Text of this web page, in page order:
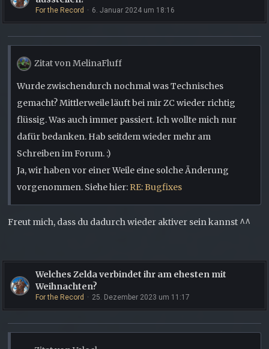
For the Record 6. Januar 2024 um 18:16
Zitat von MelinaFluff
Wurde zwischendurch nochmal was Technisches
gemacht? Mittlerweile läuft bei mir ZC wieder richtig
flüssig. Was auch immer passiert. Ich wollte mich nur
dafür bedanken. Hab seitdem wieder mehr am
Schreiben im Forum. :)
Ja, wir haben vor einer Weile eine solche Änderung
vorgenommen. Siehe hier: RE: Bugfixes
Freut mich, dass du dadurch wieder aktiver sein kannst ^^
Welches Zelda verbindet ihr am ehesten mit
Weihnachten?
For the Record 25. Dezember 2023 um 11:17